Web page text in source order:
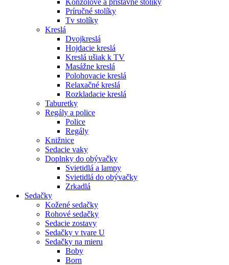
Konzolové a prístavné stolíky
Príručné stolíky
Tv stolíky
Kreslá
Dvojkreslá
Hojdacie kreslá
Kreslá ušiak k TV
Masážne kreslá
Polohovacie kreslá
Relaxačné kreslá
Rozkladacie kreslá
Taburetky
Regály a police
Police
Regály
Knižnice
Sedacie vaky
Doplnky do obývačky
Svietidlá a lampy
Svietidlá do obývačky
Zrkadlá
Sedačky
Kožené sedačky
Rohové sedačky
Sedacie zostavy
Sedačky v tvare U
Sedačky na mieru
Boby
Born